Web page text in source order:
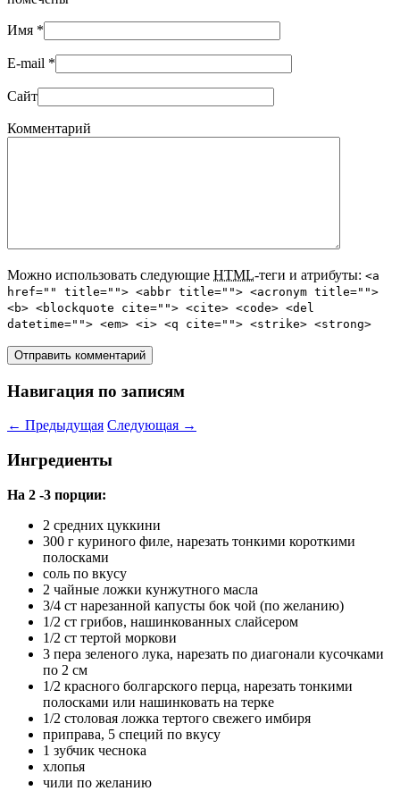
Имя *
E-mail *
Сайт
Комментарий
Можно использовать следующие HTML-теги и атрибуты: <a
href="" title=""> <abbr title=""> <acronym title="">
<b> <blockquote cite=""> <cite> <code> <del
datetime=""> <em> <i> <q cite=""> <strike> <strong>
Навигация по записям
← Предыдущая Следующая →
Ингредиенты
На 2 -3 порции:
2 средних цуккини
300 г куриного филе, нарезать тонкими короткими
полосками
соль по вкусу
2 чайные ложки кунжутного масла
3/4 ст нарезанной капусты бок чой (по желанию)
1/2 ст грибов, нашинкованных слайсером
1/2 ст тертой моркови
3 пера зеленого лука, нарезать по диагонали кусочками
по 2 см
1/2 красного болгарского перца, нарезать тонкими
полосками или нашинковать на терке
1/2 столовая ложка тертого свежего имбиря
приправа, 5 специй по вкусу
1 зубчик чеснока
хлопья
чили по желанию